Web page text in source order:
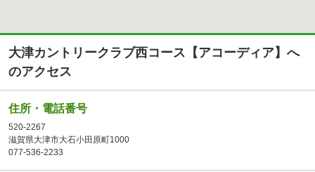
大津カントリークラブ西コース【アコーディア】へ
のアクセス
住所・電話番号
520-2267
滋賀県大津市大石小田原町1000
077-536-2233